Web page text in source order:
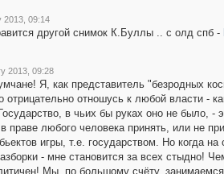
2013, 09:14
другой снимок К.Буллы .. с олд спб -
2013, 09:28
Я, как представитель "безродных
отрицательно отношусь к любой власти -
в чьих бы руках оно не было, -
в праве любого человека принять, или не
игры, т.е. государством. Но когда
- мне становится за всех стыдно!
Мы, по большому счёту,